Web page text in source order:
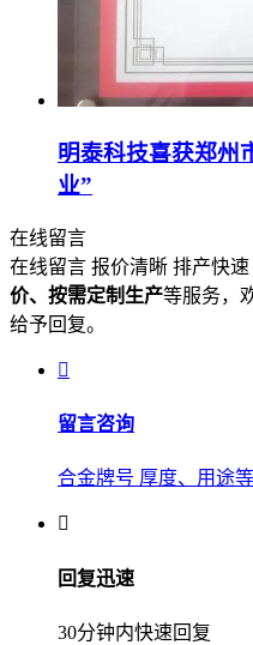
明泰科技喜获郑州
业”
在线留言
在线留言 报价清晰 排产快
价、按需定制生产等服务，
给予回复。
留言咨询
合金牌号 厚度、用途等
回复迅速
30分钟内快速回复